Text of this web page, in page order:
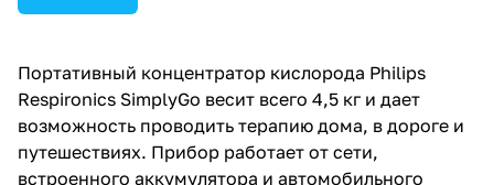
Портативный концентратор кислорода Philips
Respironics SimplyGo весит всего 4,5 кг и дает
возможность проводить терапию дома, в дороге и
путешествиях. Прибор работает от сети,
встроенного аккумулятора и автомобильного